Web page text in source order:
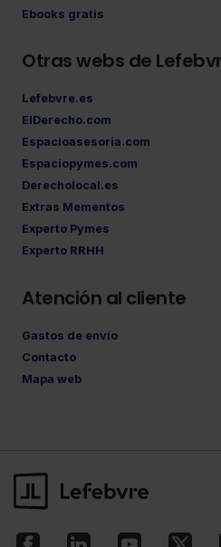
Ebooks gratis
Otras webs de
Lefebvre.es
ElDerecho.com
Espacioasesoria.com
Espaciopymes.com
Derecholocal.es
Extras Mementos
Experto Pymes
Experto RRHH
Atención al cliente
Gastos de envío
Contacto
Mapa web